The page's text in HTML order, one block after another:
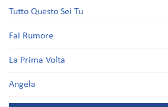
Tutto Questo Sei Tu
Fai Rumore
La Prima Volta
Angela